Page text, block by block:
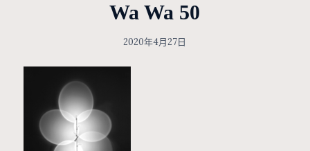
Wa Wa 50
2020年4月27日